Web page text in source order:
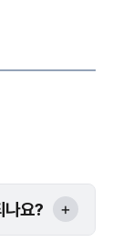
나요?